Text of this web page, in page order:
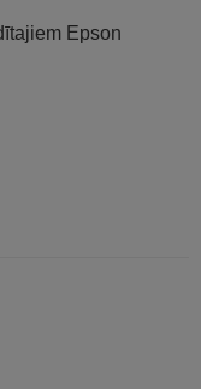
Epson